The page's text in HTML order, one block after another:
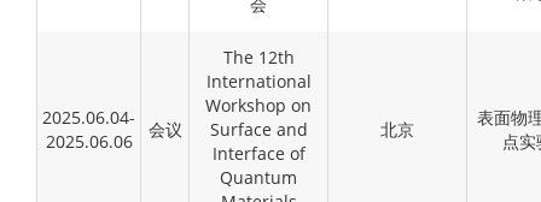
2025.06.04-
2025.06.06
会议
The 12th
International
Workshop on
Surface and
Interface of
Quantum
北京
表面物
点